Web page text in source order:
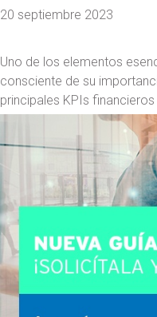
20 septiembre 2023
Uno de los elementos
consciente de su
principales KPIs